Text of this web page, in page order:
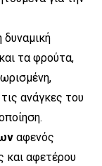
δυναμική
τα φρούτα,
ανάγκες του
αφενός
και αφετέρου